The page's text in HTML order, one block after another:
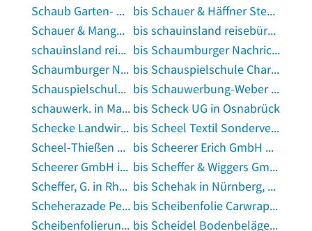
Schaub Garten- und Landschaftspflege in Neuried, Ortenaukreis
bis Schauer & Häffner Steuerberater und Rechtsanwälte in Angelbachtal
Schauer & Mangold Inhaber Rudolf Schauer in Oberammergau
bis schauinsland reisebüro Bielefeld in Bielefeld
schauinsland reisebüro Dresden in Dresden
bis Schaumburger Nachrichten - Redaktion in Stadthagen
Schaumburger Nachrichten Anzeigenverkauf in Stadthagen
bis Schauspielschule Charlottenburg in Berlin
Schauspielschule der GEMEINNÜTZIGEN in Lübeck
bis Schauwerbung-Weber in Esslingen am Neckar
schauwerk. in Magdeburg bis Scheck UG in Osnabrück
Schecke Landwirtschaft in Bad Orb
bis Scheel Textil Sonderverkauf in Hamburg
Scheel-Thießen KG in Barlt
bis Scheerer Erich GmbH CNC-Fertigung in Leutkirch im Allgäu
Scheerer GmbH in Kreßberg
bis Scheffer & Wiggers GmbH Textilgroßhandel in Nordhorn
Scheffer, G. in Rheine
bis Schehak in Nürnberg, Mittelfranken
Scheherazade Persian Dance & Body Expression in Bremen
bis Scheibenfolie Carwrapping Autoglas TT in Bochum
Scheibenfolierung24.de in München
bis Scheidel Bodenbeläge in Vestenbergsgreuth